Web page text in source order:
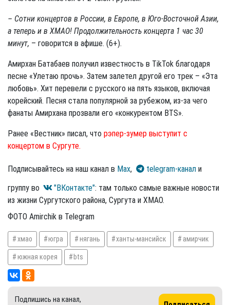
– Сотни концертов в России, в Европе, в Юго-Восточной Азии,
а теперь и в ХМАО! Продолжительность концерта 1 час 30
минут, – говорится в афише. (6+).
Амирхан Батабаев получил известность в TikTok благодаря
песне «Улетаю прочь». Затем залетел другой его трек – «Эта
любовь». Хит перевели с русского на пять языков, включая
корейский. Песня стала популярной за рубежом, из-за чего
фанаты Амирхана прозвали его «конкурентом BTS».
Ранее «Вестник» писал, что рэпер-зумер выступит с
концертом в Сургуте.
Подписывайтесь на наш канал в Max, telegram-канал и
группу во
"ВКонтакте": там только самые важные новости
из жизни Сургутского района, Сургута и ХМАО.
ФОТО Amirchik в Telegram
хмао югра нягань ханты-мансийск амирчик
южная корея bts
Подпишись на канал,